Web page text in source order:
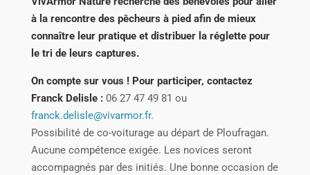
à la rencontre des pêcheurs à pied afin de mieux
connaître leur pratique et distribuer la réglette pour
le tri de leurs captures.
On compte sur vous ! Pour participer, contactez
Franck Delisle :06 27 47 49 81 ou
franck.delisle@vivarmor.fr.
Possibilité de co-voiturage au départ de Ploufragan.
Aucune compétence exigée. Les novices seront
accompagnés par des initiés. Une bonne occasion de